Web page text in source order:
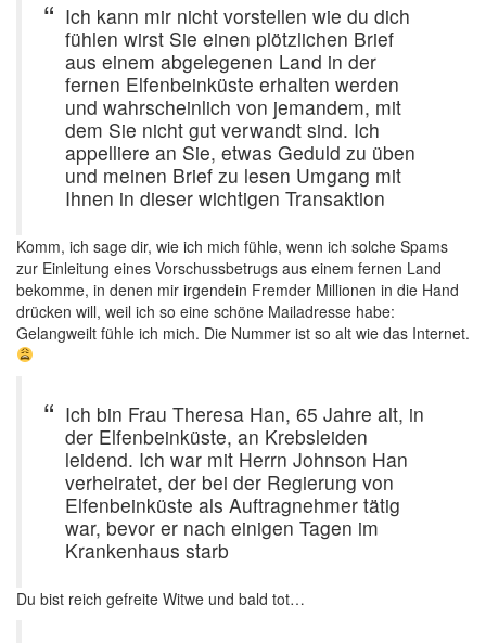
Ich kann mir nicht vorstellen wie du dich
fühlen wirst Sie einen plötzlichen Brief
aus einem abgelegenen Land in der
fernen Elfenbeinküste erhalten werden
und wahrscheinlich von jemandem, mit
dem Sie nicht gut verwandt sind. Ich
appelliere an Sie, etwas Geduld zu üben
und meinen Brief zu lesen Umgang mit
Ihnen in dieser wichtigen Transaktion
Komm, ich sage dir, wie ich mich fühle, wenn ich solche Spams
zur Einleitung eines Vorschussbetrugs aus einem fernen Land
bekomme, in denen mir irgendein Fremder Millionen in die Hand
drücken will, weil ich so eine schöne Mailadresse habe:
Gelangweilt fühle ich mich. Die Nummer ist so alt wie das Internet.
Ich bin Frau Theresa Han, 65 Jahre alt, in
der Elfenbeinküste, an Krebsleiden
leidend. Ich war mit Herrn Johnson Han
verheiratet, der bei der Regierung von
Elfenbeinküste als Auftragnehmer tätig
war, bevor er nach einigen Tagen im
Krankenhaus starb
Du bist reich gefreite Witwe und bald tot…